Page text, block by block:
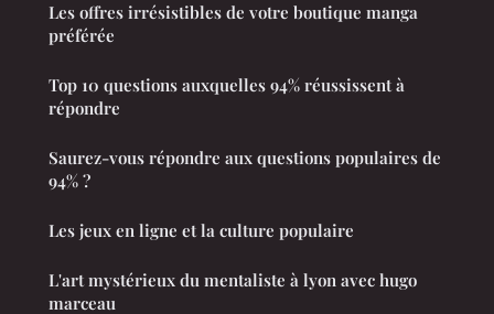
Les offres irrésistibles de votre boutique manga
préférée
Top 10 questions auxquelles 94% réussissent à
répondre
Saurez-vous répondre aux questions populaires de
94% ?
Les jeux en ligne et la culture populaire
L'art mystérieux du mentaliste à lyon avec hugo
marceau